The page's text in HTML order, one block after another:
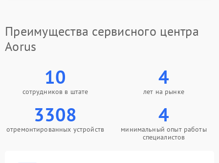
Замена северного моста 2750 рублей
Замена корпуса 890 рублей
Поиск и удаление
вирусов
310 рублей
Преимущества сервисного центра
Aorus
10
сотрудников в штате
4
лет на рынке
3308
отремонтированных устройств
4
минимальный опыт работы
специалистов